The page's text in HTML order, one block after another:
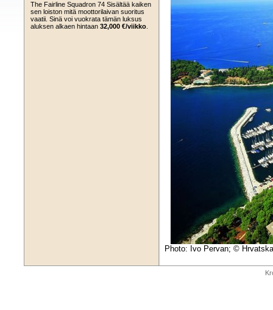
The Fairline Squadron 74 Sisältää kaiken
sen loiston mitä moottorilaivan suoritus
vaatii. Sinä voi vuokrata tämän luksus
aluksen alkaen hintaan 32,000 €/viikko
Photo: Ivo Pervan; ©